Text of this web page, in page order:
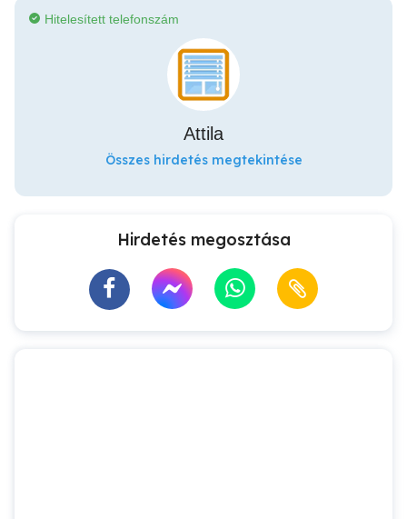
Hitelesített telefonszám
Attila
Összes hirdetés megtekintése
Hirdetés megosztása